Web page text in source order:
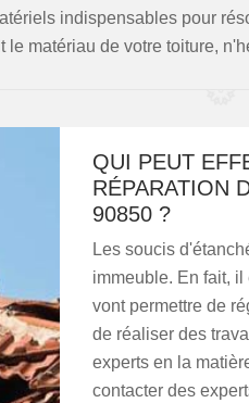
indispensables pour
le matériau de votre toiture,
QUI PEUT
RÉPARATION
90850 ?
Les soucis
immeuble. En fait,
vont permettre de
de réaliser des
experts en la
contacter des